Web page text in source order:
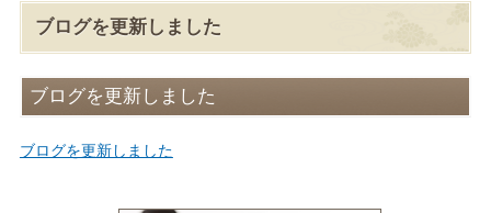
ブログを更新しました
ブログを更新しました
ブログを更新しました